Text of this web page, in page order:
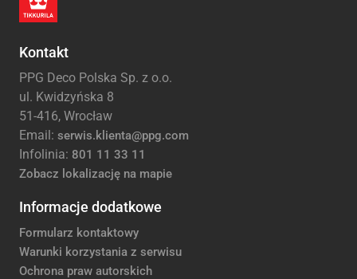
Kontakt
PPG Deco Polska Sp. z o.o.
ul. Kwidzyńska 8
51-416, Wrocław
Email: serwis.klienta@ppg.com
Infolinia: 801 11 33 11
Zobacz lokalizację na mapie
Informacje dodatkowe
Formularz kontaktowy
Warunki korzystania z serwisu
Ochrona praw autorskich